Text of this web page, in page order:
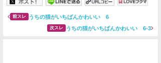
前スレ うちの猫がいちばんかわいい 6
次スレ うちの猫がいちばんかわいい 6-3